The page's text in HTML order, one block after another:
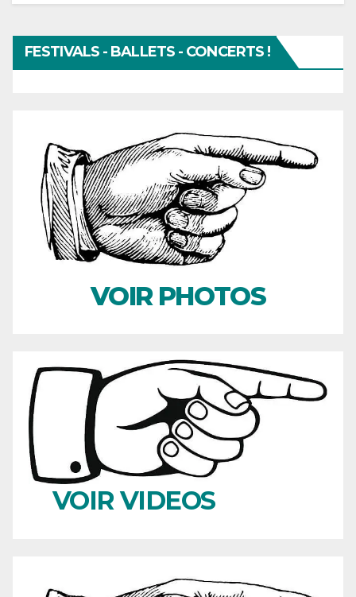
FESTIVALS - BALLETS - CONCERTS !
VOIR PHOTOS
VOIR VIDEOS